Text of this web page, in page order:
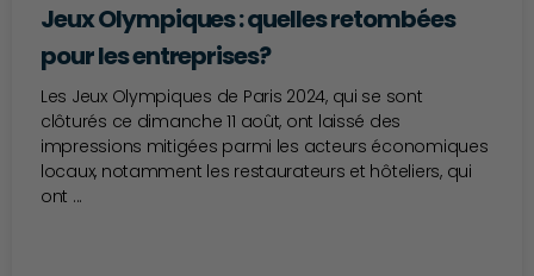
Jeux Olympiques : quelles retombées
pour les entreprises?
Les Jeux Olympiques de Paris 2024, qui se sont
clôturés ce dimanche 11 août, ont laissé des
impressions mitigées parmi les acteurs économiques
locaux, notamment les restaurateurs et hôteliers, qui
ont ...